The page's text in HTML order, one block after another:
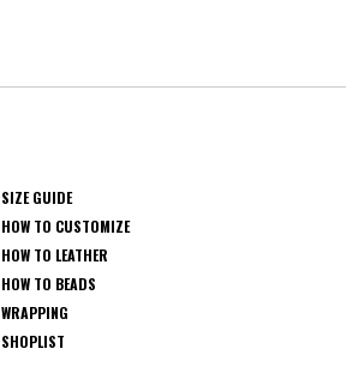
SIZE GUIDE
HOW TO CUSTOMIZE
HOW TO LEATHER
HOW TO BEADS
WRAPPING
SHOPLIST